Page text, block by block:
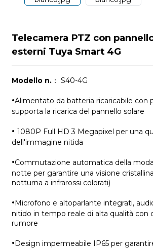
Telecamera PTZ con
esterni Tuya Smart 4G
Modello n.： S40-4G
·Alimentato da batteria ricaricabile con
supporta la ricarica del pannello solare
· 1080P Full HD 3 Megapixel per una
dell'immagine nitida
·Commutazione automatica della
notte per garantire una visione
notturna a infrarossi colorati)
·Microfono e altoparlante integrati,
nitido in tempo reale di alta qualità con
rumore
·Design impermeabile IP65 per